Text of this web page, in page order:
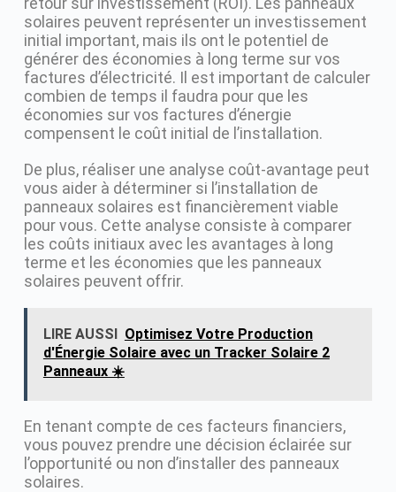
solaires peuvent représenter un investissement
initial important, mais ils ont le potentiel de
générer des économies à long terme sur vos
factures d’électricité. Il est important de calculer
combien de temps il faudra pour que les
économies sur vos factures d’énergie
compensent le coût initial de l’installation.
De plus, réaliser une analyse coût-avantage peut
vous aider à déterminer si l’installation de
panneaux solaires est financièrement viable
pour vous. Cette analyse consiste à comparer
les coûts initiaux avec les avantages à long
terme et les économies que les panneaux
solaires peuvent offrir.
LIRE AUSSI Optimisez Votre Production
d'Énergie Solaire avec un Tracker Solaire 2
Panneaux ☀️
En tenant compte de ces facteurs financiers,
vous pouvez prendre une décision éclairée sur
l’opportunité ou non d’installer des panneaux
solaires.